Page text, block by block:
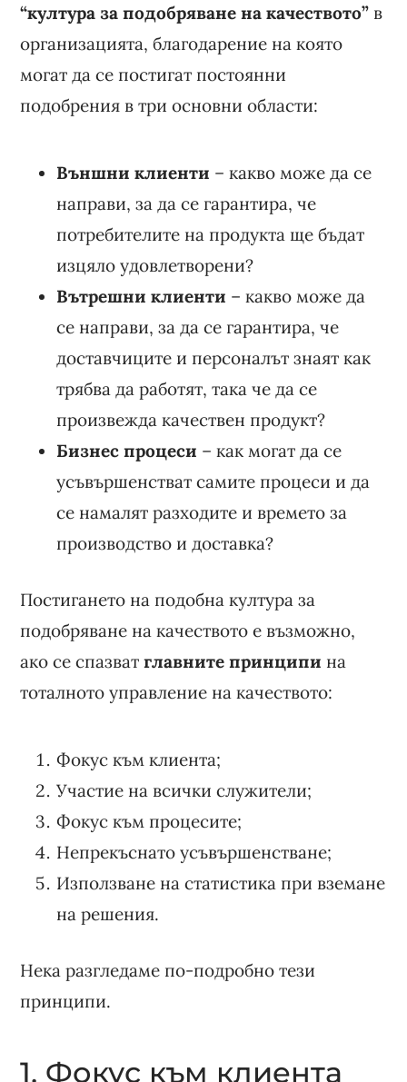
“култура за подобряване на качеството” в
организацията, благодарение на която
могат да се постигат постоянни
подобрения в три основни области:
Външни клиенти – какво може да се
направи, за да се гарантира, че
потребителите на продукта ще бъдат
изцяло удовлетворени?
Вътрешни клиенти – какво може да
се направи, за да се гарантира, че
доставчиците и персоналът знаят как
трябва да работят, така че да се
произвежда качествен продукт?
Бизнес процеси – как могат да се
усъвършенстват самите процеси и да
се намалят разходите и времето за
производство и доставка?
Постигането на подобна култура за
подобряване на качеството е възможно,
ако се спазватглавните принципи на
тоталното управление на качеството:
Фокус към клиента;
Участие на всички служители;
Фокус към процесите;
Непрекъснато усъвършенстване;
Използване на статистика при вземане
на решения.
Нека разгледаме по-подробно тези
принципи.
1. Фокус към клиента